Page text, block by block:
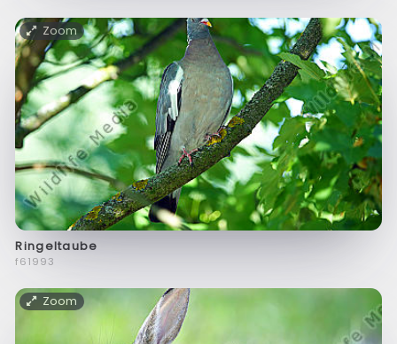
Zoom
Ringeltaube
f61993
Zoom